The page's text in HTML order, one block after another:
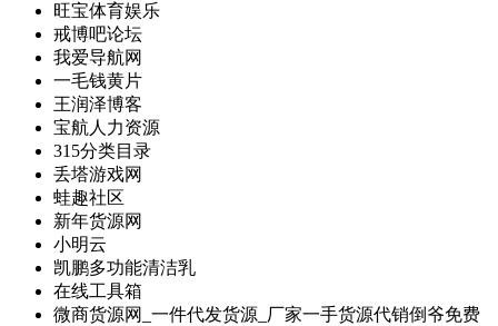
旺宝体育娱乐
戒博吧论坛
我爱导航网
一毛钱黄片
王润泽博客
宝航人力资源
315分类目录
丢塔游戏网
蛙趣社区
新年货源网
小明云
凯鹏多功能清洁乳
在线工具箱
微商货源网_一件代发货源_厂家一手货源代销倒爷免费